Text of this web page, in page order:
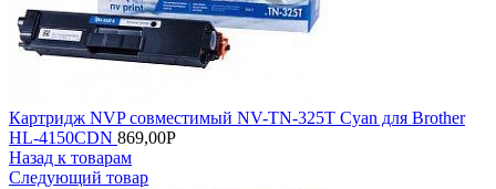
Картридж NVP совместимый NV-TN-325T Cyan для Brother
HL-4150CDN 869,00Р
Назад к товарам
Следующий товар